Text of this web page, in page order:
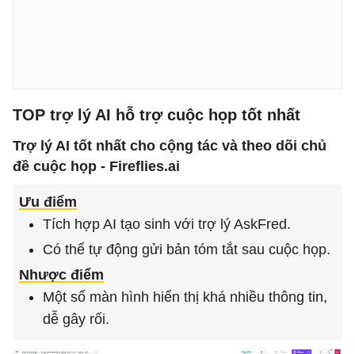
TOP trợ lý AI hỗ trợ cuộc họp tốt nhất
Trợ lý AI tốt nhất cho cộng tác và theo dõi chủ
đề cuộc họp - Fireflies.ai
Ưu điểm
Tích hợp AI tạo sinh với trợ lý AskFred.
Có thể tự động gửi bản tóm tắt sau cuộc họp.
Nhược điểm
Một số màn hình hiển thị khá nhiều thông tin,
dễ gây rối.